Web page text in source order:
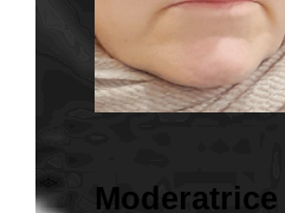
Moderatrice